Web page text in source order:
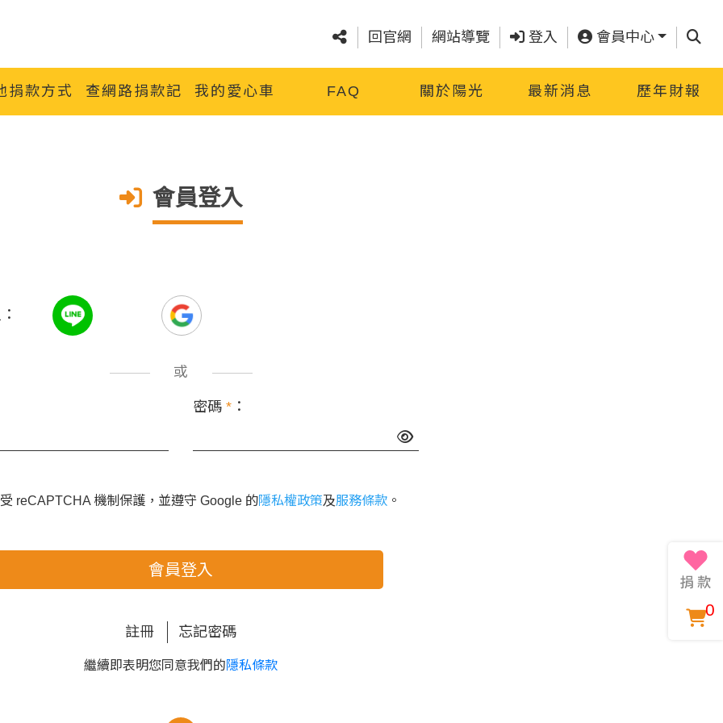
回官網 網站導覽 登入 會員中心 查詢
捐款方式 查網路捐款記錄我的愛心車 FAQ 關於陽光 最新消息 歷年財報
會員登入
或
密碼 * ：
reCAPTCHA 機制保護，並遵守 Google 的隱私權政策及服務條款 。
會員登入
註冊 忘記密碼
繼續即表明您同意我們的隱私條款
0